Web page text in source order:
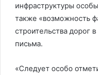
инфраструктуры
также «возможность
строительства дорог
письма.
«Следует особо